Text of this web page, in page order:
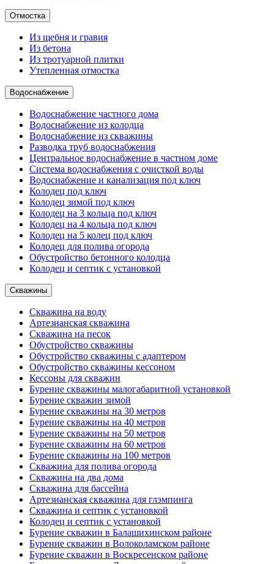
Отмостка
Из щебня и гравия
Из бетона
Из тротуарной плитки
Утепленная отмостка
Водоснабжение
Водоснабжение частного дома
Водоснабжение из колодца
Водоснабжение из скважины
Разводка труб водоснабжения
Центральное водоснабжение в частном доме
Система водоснабжения с очисткой воды
Водоснабжение и канализация под ключ
Колодец под ключ
Колодец зимой под ключ
Колодец на 3 кольца под ключ
Колодец на 4 кольца под ключ
Колодец на 5 колец под ключ
Колодец для полива огорода
Обустройство бетонного колодца
Колодец и септик с установкой
Скважины
Скважина на воду
Артезианская скважина
Скважина на песок
Обустройство скважины
Обустройство скважины с адаптером
Обустройство скважины кессоном
Кессоны для скважин
Бурение скважины малогабаритной установкой
Бурение скважин зимой
Бурение скважины на 30 метров
Бурение скважины на 40 метров
Бурение скважины на 50 метров
Бурение скважины на 60 метров
Бурение скважины на 100 метров
Скважина для полива огорода
Скважина на два дома
Скважина для бассейна
Артезианская скважина для глэмпинга
Скважина и септик с установкой
Колодец и септик с установкой
Бурение скважин в Балашихинском районе
Бурение скважин в Волоколамском районе
Бурение скважин в Воскресенском районе